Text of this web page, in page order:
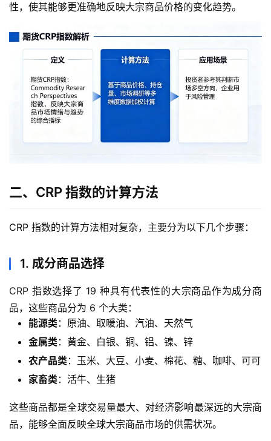
性，使其能够更准确地反映大宗商品价格的变化趋势。
二、CRP 指数的计算方法
CRP 指数的计算方法相对复杂，主要分为以下几个步骤：
1. 成分商品选择
CRP 指数选择了 19 种具有代表性的大宗商品作为成分商
品，这些商品分为 6 个大类：
能源类：原油、取暖油、汽油、天然气
金属类：黄金、白银、铜、铝、镍、锌
农产品类：玉米、大豆、小麦、棉花、糖、咖啡、可可
家畜类：活牛、生猪
这些商品都是全球交易量最大、对经济影响最深远的大宗商
品，能够全面反映全球大宗商品市场的供需状况。